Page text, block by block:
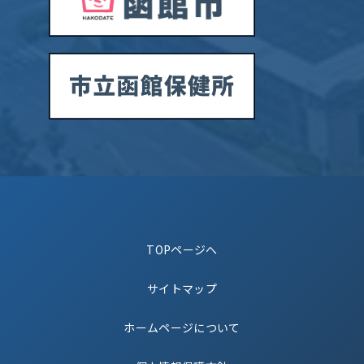
TOPページへ
サイトマップ
ホームページについて